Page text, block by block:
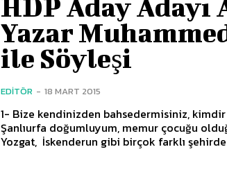
HDP Aday
Yazar
ile Söyleşi
EDITÖR - 18 MART 2015
1- Bize kendinizden bahsedermisiniz, kimdir
Şanlıurfa doğumluyum, memur çocuğu
Yozgat, İskenderun gibi birçok farklı